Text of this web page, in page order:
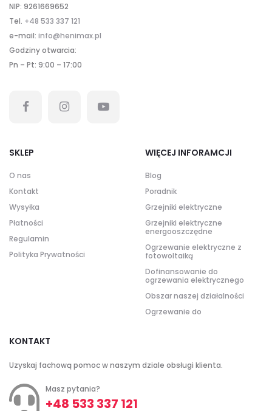
NIP: 9261669652
Tel. +48 533 337 121
e-mail: info@henimax.pl
Godziny otwarcia:
Pn – Pt: 9:00 – 17:00
SKLEP
O nas
Kontakt
Wysyłka
Płatności
Regulamin
Polityka Prywatności
WIĘCEJ INFORAMCJI
Blog
Poradnik
Grzejniki elektryczne
Grzejniki elektryczne
energooszczędne
Ogrzewanie elektryczne z
fotowoltaiką
Dofinansowanie do
ogrzewania elektrycznego
Obszar naszej działalności
Ogrzewanie do
KONTAKT
Uzyskaj fachową pomoc w naszym dziale obsługi klienta.
Masz pytania?
+48 533 337 121